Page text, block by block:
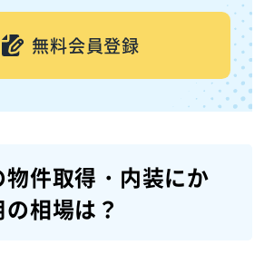
無料会員登録
物件取得・内装にか
相場は？